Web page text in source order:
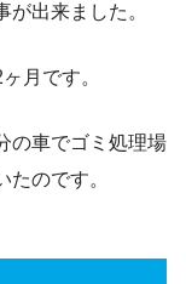
出来ました。
月です。
の車でゴミ処理場
のです。